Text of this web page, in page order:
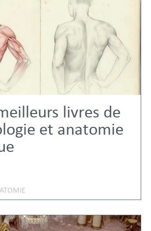
livres de
et anatomie